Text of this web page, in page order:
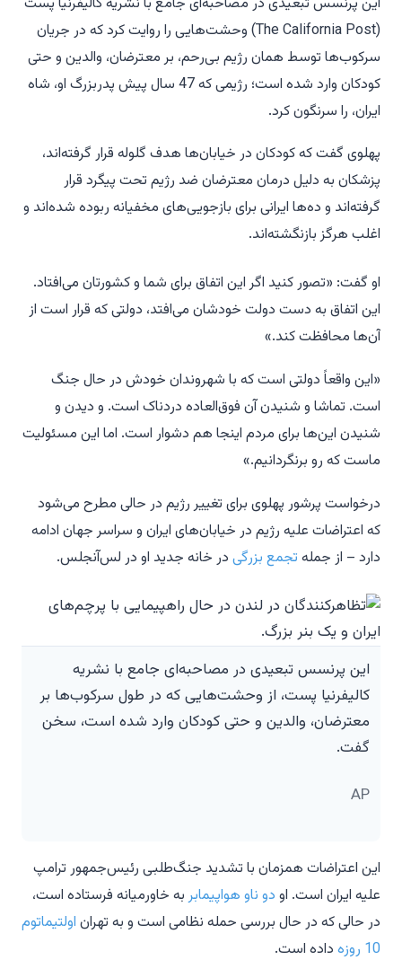
(The California Post) وحشت‌هایی را روایت کرد که در جریان
سرکوب‌ها توسط همان رژیم بی‌رحم، بر معترضان، والدین و حتی
کودکان وارد شده است؛ رژیمی که 47 سال پیش پدربزرگ او، شاه
ایران، را سرنگون کرد.
پهلوی گفت که کودکان در خیابان‌ها هدف گلوله قرار گرفته‌اند،
پزشکان به دلیل درمان معترضان ضد رژیم تحت پیگرد قرار
گرفته‌اند و ده‌ها ایرانی برای بازجویی‌های مخفیانه ربوده شده‌اند و
اغلب هرگز بازنگشته‌اند.
او گفت: «تصور کنید اگر این اتفاق برای شما و کشورتان می‌افتاد.
این اتفاق به دست دولت خودشان می‌افتد، دولتی که قرار است از
آن‌ها محافظت کند.»
«این واقعاً دولتی است که با شهروندان خودش در حال جنگ
است. تماشا و شنیدن آن فوق‌العاده دردناک است. و دیدن و
شنیدن این‌ها برای مردم اینجا هم دشوار است. اما این مسئولیت
ماست که رو برنگردانیم.»
درخواست پرشور پهلوی برای تغییر رژیم در حالی مطرح می‌شود
که اعتراضات علیه رژیم در خیابان‌های ایران و سراسر جهان ادامه
دارد – از جمله تجمع بزرگی در خانه جدید او در لس‌آنجلس.
این پرنسس تبعیدی در مصاحبه‌ای جامع با نشریه
کالیفرنیا پست، از وحشت‌هایی که در طول سرکوب‌ها بر
معترضان، والدین و حتی کودکان وارد شده است، سخن
گفت.
AP
این اعتراضات همزمان با تشدید جنگ‌طلبی رئیس‌جمهور ترامپ
علیه ایران است. او دو ناو هواپیمابر به خاورمیانه فرستاده است،
در حالی که در حال بررسی حمله نظامی است و به تهران اولتیماتوم
10 روزه
داده است.